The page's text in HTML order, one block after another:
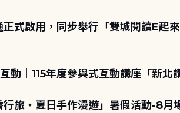
式啟用，同步舉行「雙城閱讀E起
動｜115年度參與式互動講座「新北
行旅・夏日手作漫遊」暑假活動-8